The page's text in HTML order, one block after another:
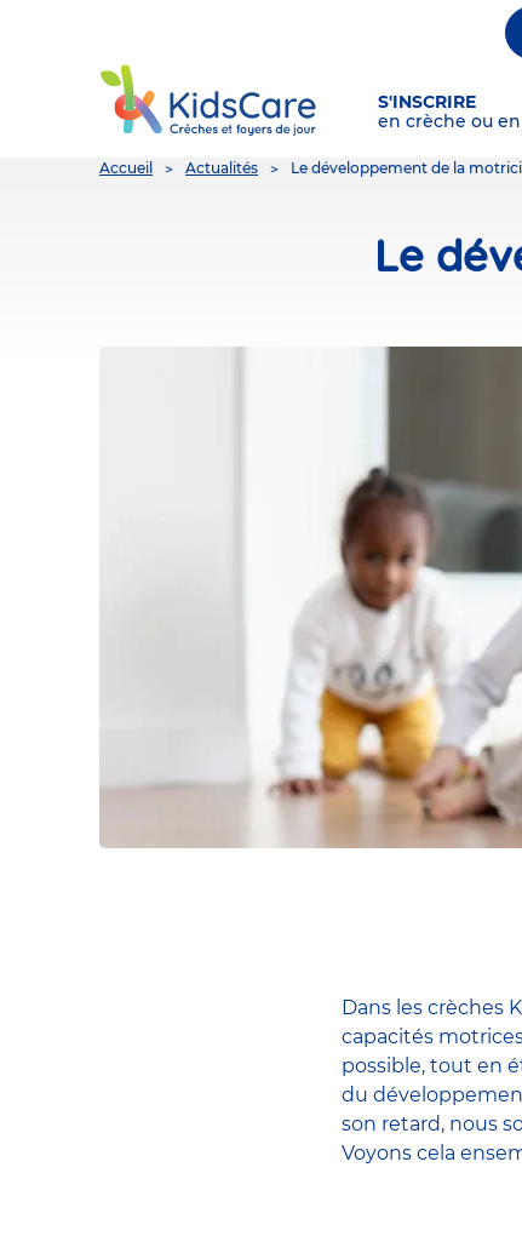
S'INSCRIRE
en crèche ou
You
Accueil Actualités Le développement de la
Le
Dans les crèches
capacités
possible, tout en
du
son retard, nous
Voyons cela